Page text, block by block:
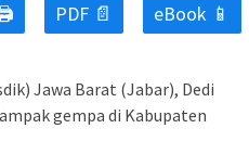
PDF 📄 eBook 📱
Jawa Barat (Jabar), Dedi
gempa di Kabupaten